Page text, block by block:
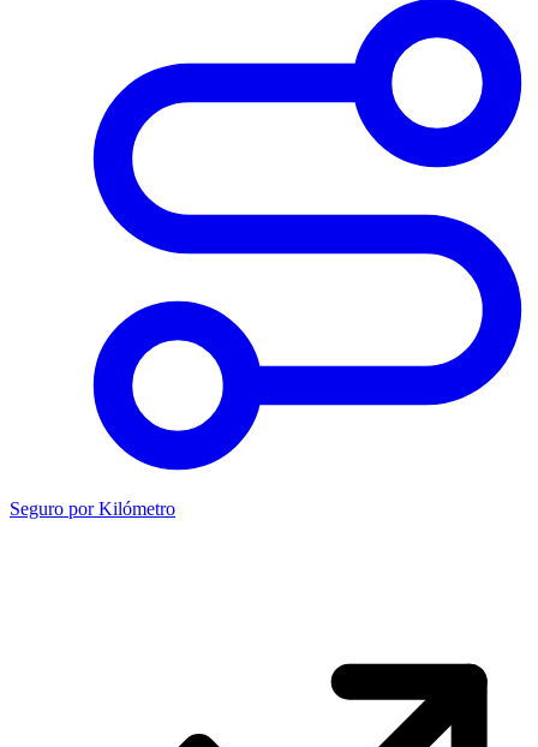
Seguro por Kilómetro